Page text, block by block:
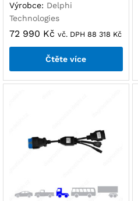
Výrobce: Delphi
Technologies
72 990 Kč vč. DPH 88 318 Kč
Čtěte více